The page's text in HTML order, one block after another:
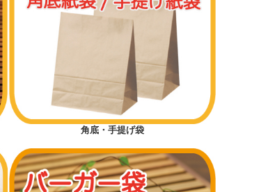
角底・手提げ袋